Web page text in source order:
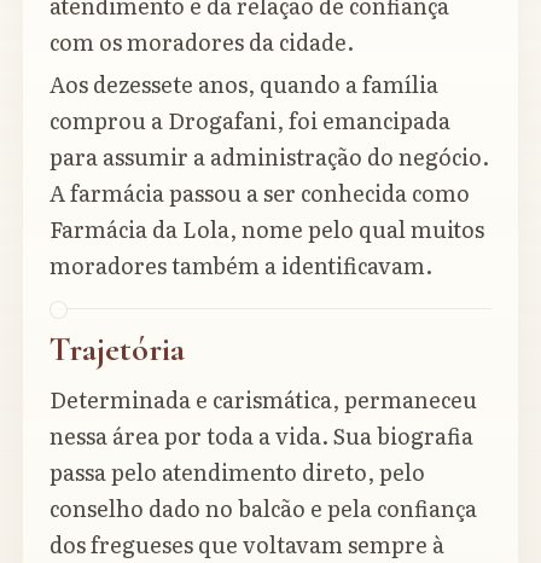
com os moradores da cidade.
Aos dezessete anos, quando a família
comprou a Drogafani, foi emancipada
para assumir a administração do negócio.
A farmácia passou a ser conhecida como
Farmácia da Lola, nome pelo qual muitos
moradores também a identificavam.
Trajetória
Determinada e carismática, permaneceu
nessa área por toda a vida. Sua biografia
passa pelo atendimento direto, pelo
conselho dado no balcão e pela confiança
dos fregueses que voltavam sempre à